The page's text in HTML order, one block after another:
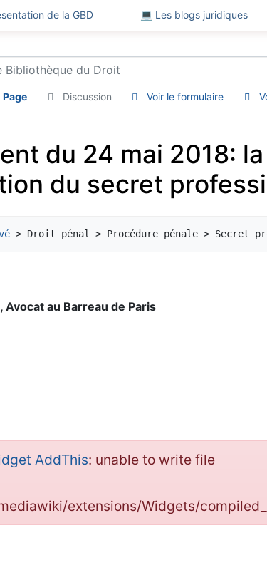
de la GBD 💻 Les blogs juridiques
Page Discussion Voir le formulaire
du 24 mai 2018:
du secret
Avocat au Barreau de Paris
AddThis: unable to write file
extensions/Widgets/